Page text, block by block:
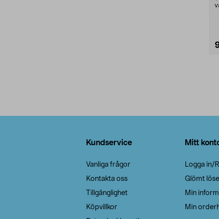
Kundservice
Vanliga frågor
Kontakta oss
Tillgänglighet
Köpvillkor
Mitt
Logga in/
Glömt
Min
Min